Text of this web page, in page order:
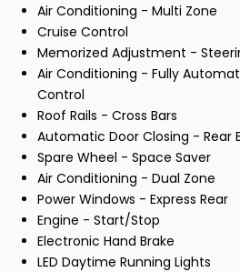
Air Conditioning - Multi Zone
Cruise Control
Memorized Adjustment -
Air Conditioning - Fully
Control
Roof Rails - Cross Bars
Automatic Door Closing - Rear
Spare Wheel - Space Saver
Air Conditioning - Dual Zone
Power Windows - Express Rear
Engine - Start/Stop
Electronic Hand Brake
LED Daytime Running Lights